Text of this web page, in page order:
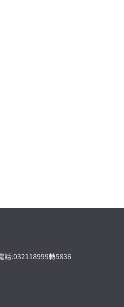
話:032118999轉5836